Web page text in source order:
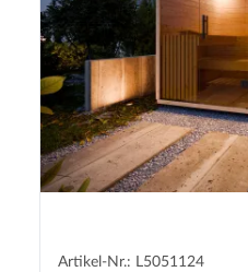
Artikel-Nr.: L5051124